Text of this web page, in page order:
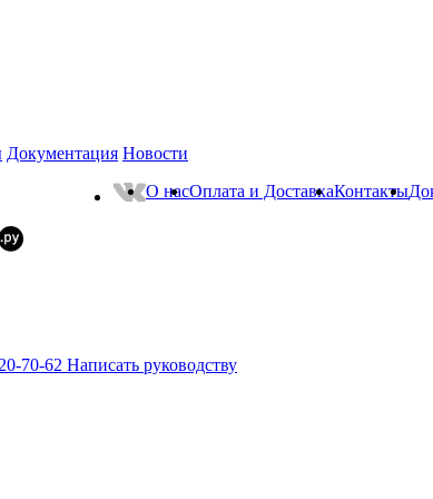
Документация Новости
О насОплата и ДоставкаКонтакты
70-62 Написать руководству